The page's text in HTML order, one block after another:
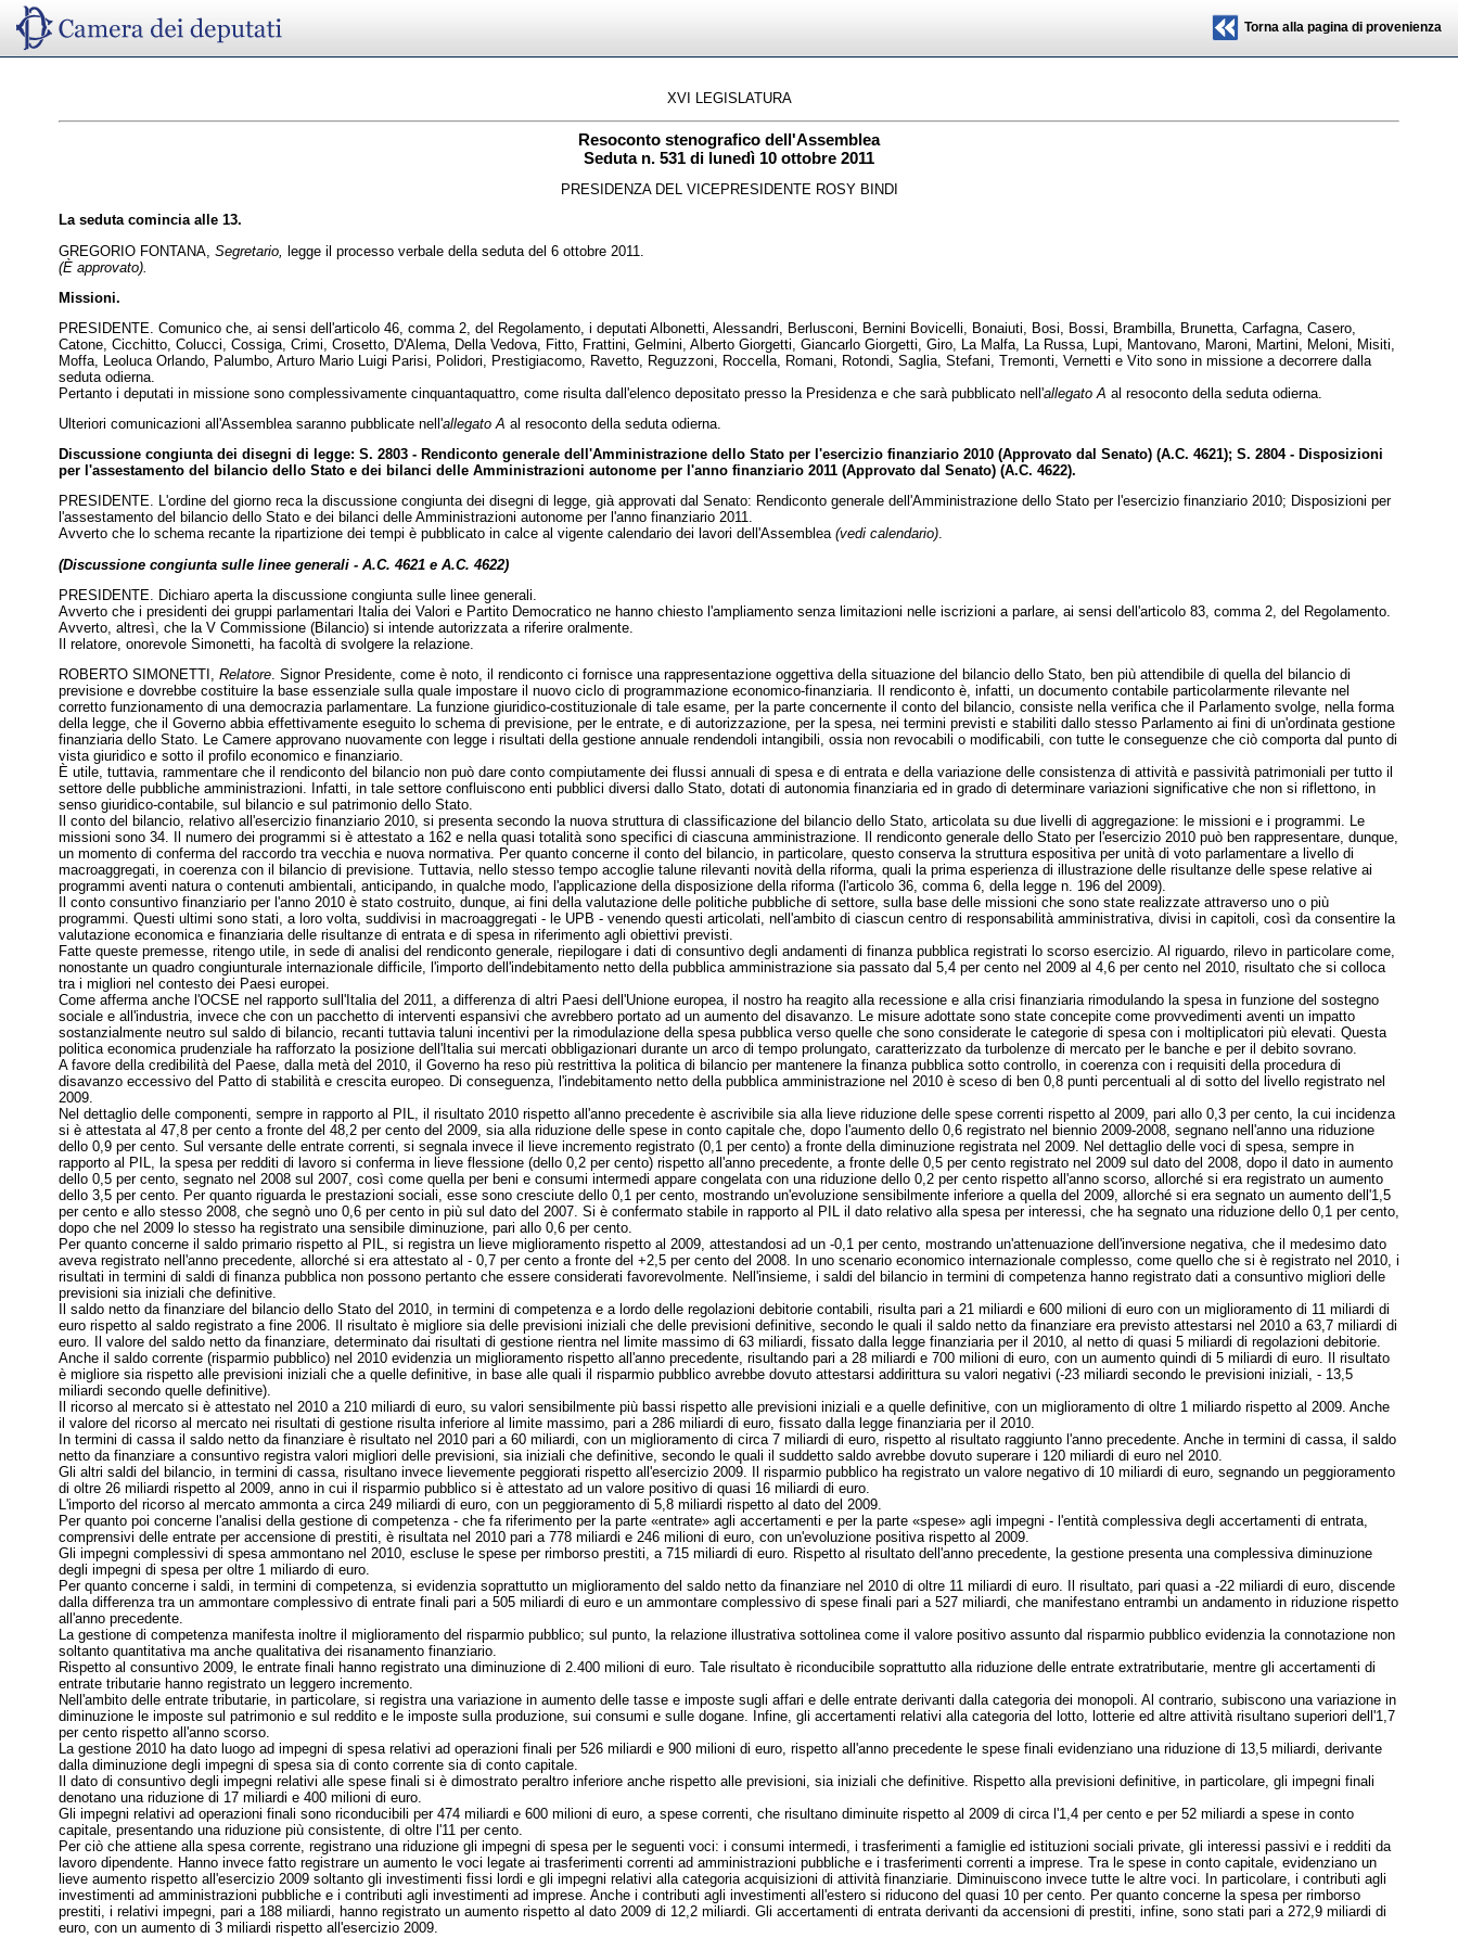
Torna alla pagina di provenienza
XVI LEGISLATURA
Resoconto stenografico dell'Assemblea
Seduta n. 531 di lunedì 10 ottobre 2011
PRESIDENZA DEL VICEPRESIDENTE ROSY BINDI
La seduta comincia alle 13.
GREGORIO FONTANA, Segretario, legge il processo verbale della seduta del 6 ottobre 2011.
(È approvato).
Missioni.
PRESIDENTE. Comunico che, ai sensi dell'articolo 46, comma 2, del Regolamento, i deputati Albonetti, Alessandri, Berlusconi, Bernini Bovicelli, Bonaiuti, Bosi, Bossi, Brambilla, Brunetta, Carfagna, Casero,
Catone, Cicchitto, Colucci, Cossiga, Crimi, Crosetto, D'Alema, Della Vedova, Fitto, Frattini, Gelmini, Alberto Giorgetti, Giancarlo Giorgetti, Giro, La Malfa, La Russa, Lupi, Mantovano, Maroni, Martini, Meloni, Misiti,
Moffa, Leoluca Orlando, Palumbo, Arturo Mario Luigi Parisi, Polidori, Prestigiacomo, Ravetto, Reguzzoni, Roccella, Romani, Rotondi, Saglia, Stefani, Tremonti, Vernetti e Vito sono in missione a decorrere dalla
seduta odierna.
Pertanto i deputati in missione sono complessivamente cinquantaquattro, come risulta dall'elenco depositato presso la Presidenza e che sarà pubblicato nell'allegato A al resoconto della seduta odierna.
Ulteriori comunicazioni all'Assemblea saranno pubblicate nell'allegato A al resoconto della seduta odierna.
Discussione congiunta dei disegni di legge: S. 2803 - Rendiconto generale dell'Amministrazione dello Stato per l'esercizio finanziario 2010 (Approvato dal Senato) (A.C. 4621); S. 2804 - Disposizioni
per l'assestamento del bilancio dello Stato e dei bilanci delle Amministrazioni autonome per l'anno finanziario 2011 (Approvato dal Senato) (A.C. 4622).
PRESIDENTE. L'ordine del giorno reca la discussione congiunta dei disegni di legge, già approvati dal Senato: Rendiconto generale dell'Amministrazione dello Stato per l'esercizio finanziario 2010; Disposizioni per
l'assestamento del bilancio dello Stato e dei bilanci delle Amministrazioni autonome per l'anno finanziario 2011.
Avverto che lo schema recante la ripartizione dei tempi è pubblicato in calce al vigente calendario dei lavori dell'Assemblea (vedi calendario).
(Discussione congiunta sulle linee generali - A.C. 4621 e A.C. 4622)
PRESIDENTE. Dichiaro aperta la discussione congiunta sulle linee generali.
Avverto che i presidenti dei gruppi parlamentari Italia dei Valori e Partito Democratico ne hanno chiesto l'ampliamento senza limitazioni nelle iscrizioni a parlare, ai sensi dell'articolo 83, comma 2, del Regolamento.
Avverto, altresì, che la V Commissione (Bilancio) si intende autorizzata a riferire oralmente.
Il relatore, onorevole Simonetti, ha facoltà di svolgere la relazione.
ROBERTO SIMONETTI, Relatore. Signor Presidente, come è noto, il rendiconto ci fornisce una rappresentazione oggettiva della situazione del bilancio dello Stato, ben più attendibile di quella del bilancio di
previsione e dovrebbe costituire la base essenziale sulla quale impostare il nuovo ciclo di programmazione economico-finanziaria. Il rendiconto è, infatti, un documento contabile particolarmente rilevante nel
corretto funzionamento di una democrazia parlamentare. La funzione giuridico-costituzionale di tale esame, per la parte concernente il conto del bilancio, consiste nella verifica che il Parlamento svolge, nella forma
della legge, che il Governo abbia effettivamente eseguito lo schema di previsione, per le entrate, e di autorizzazione, per la spesa, nei termini previsti e stabiliti dallo stesso Parlamento ai fini di un'ordinata gestione
finanziaria dello Stato. Le Camere approvano nuovamente con legge i risultati della gestione annuale rendendoli intangibili, ossia non revocabili o modificabili, con tutte le conseguenze che ciò comporta dal punto di
vista giuridico e sotto il profilo economico e finanziario.
È utile, tuttavia, rammentare che il rendiconto del bilancio non può dare conto compiutamente dei flussi annuali di spesa e di entrata e della variazione delle consistenza di attività e passività patrimoniali per tutto il
settore delle pubbliche amministrazioni. Infatti, in tale settore confluiscono enti pubblici diversi dallo Stato, dotati di autonomia finanziaria ed in grado di determinare variazioni significative che non si riflettono, in
senso giuridico-contabile, sul bilancio e sul patrimonio dello Stato.
Il conto del bilancio, relativo all'esercizio finanziario 2010, si presenta secondo la nuova struttura di classificazione del bilancio dello Stato, articolata su due livelli di aggregazione: le missioni e i programmi. Le
missioni sono 34. Il numero dei programmi si è attestato a 162 e nella quasi totalità sono specifici di ciascuna amministrazione. Il rendiconto generale dello Stato per l'esercizio 2010 può ben rappresentare, dunque,
un momento di conferma del raccordo tra vecchia e nuova normativa. Per quanto concerne il conto del bilancio, in particolare, questo conserva la struttura espositiva per unità di voto parlamentare a livello di
macroaggregati, in coerenza con il bilancio di previsione. Tuttavia, nello stesso tempo accoglie talune rilevanti novità della riforma, quali la prima esperienza di illustrazione delle risultanze delle spese relative ai
programmi aventi natura o contenuti ambientali, anticipando, in qualche modo, l'applicazione della disposizione della riforma (l'articolo 36, comma 6, della legge n. 196 del 2009).
Il conto consuntivo finanziario per l'anno 2010 è stato costruito, dunque, ai fini della valutazione delle politiche pubbliche di settore, sulla base delle missioni che sono state realizzate attraverso uno o più
programmi. Questi ultimi sono stati, a loro volta, suddivisi in macroaggregati - le UPB - venendo questi articolati, nell'ambito di ciascun centro di responsabilità amministrativa, divisi in capitoli, così da consentire la
valutazione economica e finanziaria delle risultanze di entrata e di spesa in riferimento agli obiettivi previsti.
Fatte queste premesse, ritengo utile, in sede di analisi del rendiconto generale, riepilogare i dati di consuntivo degli andamenti di finanza pubblica registrati lo scorso esercizio. Al riguardo, rilevo in particolare come,
nonostante un quadro congiunturale internazionale difficile, l'importo dell'indebitamento netto della pubblica amministrazione sia passato dal 5,4 per cento nel 2009 al 4,6 per cento nel 2010, risultato che si colloca
tra i migliori nel contesto dei Paesi europei.
Come afferma anche l'OCSE nel rapporto sull'Italia del 2011, a differenza di altri Paesi dell'Unione europea, il nostro ha reagito alla recessione e alla crisi finanziaria rimodulando la spesa in funzione del sostegno
sociale e all'industria, invece che con un pacchetto di interventi espansivi che avrebbero portato ad un aumento del disavanzo. Le misure adottate sono state concepite come provvedimenti aventi un impatto
sostanzialmente neutro sul saldo di bilancio, recanti tuttavia taluni incentivi per la rimodulazione della spesa pubblica verso quelle che sono considerate le categorie di spesa con i moltiplicatori più elevati. Questa
politica economica prudenziale ha rafforzato la posizione dell'Italia sui mercati obbligazionari durante un arco di tempo prolungato, caratterizzato da turbolenze di mercato per le banche e per il debito sovrano.
A favore della credibilità del Paese, dalla metà del 2010, il Governo ha reso più restrittiva la politica di bilancio per mantenere la finanza pubblica sotto controllo, in coerenza con i requisiti della procedura di
disavanzo eccessivo del Patto di stabilità e crescita europeo. Di conseguenza, l'indebitamento netto della pubblica amministrazione nel 2010 è sceso di ben 0,8 punti percentuali al di sotto del livello registrato nel
2009.
Nel dettaglio delle componenti, sempre in rapporto al PIL, il risultato 2010 rispetto all'anno precedente è ascrivibile sia alla lieve riduzione delle spese correnti rispetto al 2009, pari allo 0,3 per cento, la cui incidenza
si è attestata al 47,8 per cento a fronte del 48,2 per cento del 2009, sia alla riduzione delle spese in conto capitale che, dopo l'aumento dello 0,6 registrato nel biennio 2009-2008, segnano nell'anno una riduzione
dello 0,9 per cento. Sul versante delle entrate correnti, si segnala invece il lieve incremento registrato (0,1 per cento) a fronte della diminuzione registrata nel 2009. Nel dettaglio delle voci di spesa, sempre in
rapporto al PIL, la spesa per redditi di lavoro si conferma in lieve flessione (dello 0,2 per cento) rispetto all'anno precedente, a fronte delle 0,5 per cento registrato nel 2009 sul dato del 2008, dopo il dato in aumento
dello 0,5 per cento, segnato nel 2008 sul 2007, così come quella per beni e consumi intermedi appare congelata con una riduzione dello 0,2 per cento rispetto all'anno scorso, allorché si era registrato un aumento
dello 3,5 per cento. Per quanto riguarda le prestazioni sociali, esse sono cresciute dello 0,1 per cento, mostrando un'evoluzione sensibilmente inferiore a quella del 2009, allorché si era segnato un aumento dell'1,5
per cento e allo stesso 2008, che segnò uno 0,6 per cento in più sul dato del 2007. Si è confermato stabile in rapporto al PIL il dato relativo alla spesa per interessi, che ha segnato una riduzione dello 0,1 per cento,
dopo che nel 2009 lo stesso ha registrato una sensibile diminuzione, pari allo 0,6 per cento.
Per quanto concerne il saldo primario rispetto al PIL, si registra un lieve miglioramento rispetto al 2009, attestandosi ad un -0,1 per cento, mostrando un'attenuazione dell'inversione negativa, che il medesimo dato
aveva registrato nell'anno precedente, allorché si era attestato al - 0,7 per cento a fronte del +2,5 per cento del 2008. In uno scenario economico internazionale complesso, come quello che si è registrato nel 2010, i
risultati in termini di saldi di finanza pubblica non possono pertanto che essere considerati favorevolmente. Nell'insieme, i saldi del bilancio in termini di competenza hanno registrato dati a consuntivo migliori delle
previsioni sia iniziali che definitive.
Il saldo netto da finanziare del bilancio dello Stato del 2010, in termini di competenza e a lordo delle regolazioni debitorie contabili, risulta pari a 21 miliardi e 600 milioni di euro con un miglioramento di 11 miliardi di
euro rispetto al saldo registrato a fine 2006. Il risultato è migliore sia delle previsioni iniziali che delle previsioni definitive, secondo le quali il saldo netto da finanziare era previsto attestarsi nel 2010 a 63,7 miliardi di
euro. Il valore del saldo netto da finanziare, determinato dai risultati di gestione rientra nel limite massimo di 63 miliardi, fissato dalla legge finanziaria per il 2010, al netto di quasi 5 miliardi di regolazioni debitorie.
Anche il saldo corrente (risparmio pubblico) nel 2010 evidenzia un miglioramento rispetto all'anno precedente, risultando pari a 28 miliardi e 700 milioni di euro, con un aumento quindi di 5 miliardi di euro. Il risultato
è migliore sia rispetto alle previsioni iniziali che a quelle definitive, in base alle quali il risparmio pubblico avrebbe dovuto attestarsi addirittura su valori negativi (-23 miliardi secondo le previsioni iniziali, - 13,5
miliardi secondo quelle definitive).
Il ricorso al mercato si è attestato nel 2010 a 210 miliardi di euro, su valori sensibilmente più bassi rispetto alle previsioni iniziali e a quelle definitive, con un miglioramento di oltre 1 miliardo rispetto al 2009. Anche
il valore del ricorso al mercato nei risultati di gestione risulta inferiore al limite massimo, pari a 286 miliardi di euro, fissato dalla legge finanziaria per il 2010.
In termini di cassa il saldo netto da finanziare è risultato nel 2010 pari a 60 miliardi, con un miglioramento di circa 7 miliardi di euro, rispetto al risultato raggiunto l'anno precedente. Anche in termini di cassa, il saldo
netto da finanziare a consuntivo registra valori migliori delle previsioni, sia iniziali che definitive, secondo le quali il suddetto saldo avrebbe dovuto superare i 120 miliardi di euro nel 2010.
Gli altri saldi del bilancio, in termini di cassa, risultano invece lievemente peggiorati rispetto all'esercizio 2009. Il risparmio pubblico ha registrato un valore negativo di 10 miliardi di euro, segnando un peggioramento
di oltre 26 miliardi rispetto al 2009, anno in cui il risparmio pubblico si è attestato ad un valore positivo di quasi 16 miliardi di euro.
L'importo del ricorso al mercato ammonta a circa 249 miliardi di euro, con un peggioramento di 5,8 miliardi rispetto al dato del 2009.
Per quanto poi concerne l'analisi della gestione di competenza - che fa riferimento per la parte «entrate» agli accertamenti e per la parte «spese» agli impegni - l'entità complessiva degli accertamenti di entrata,
comprensivi delle entrate per accensione di prestiti, è risultata nel 2010 pari a 778 miliardi e 246 milioni di euro, con un'evoluzione positiva rispetto al 2009.
Gli impegni complessivi di spesa ammontano nel 2010, escluse le spese per rimborso prestiti, a 715 miliardi di euro. Rispetto al risultato dell'anno precedente, la gestione presenta una complessiva diminuzione
degli impegni di spesa per oltre 1 miliardo di euro.
Per quanto concerne i saldi, in termini di competenza, si evidenzia soprattutto un miglioramento del saldo netto da finanziare nel 2010 di oltre 11 miliardi di euro. Il risultato, pari quasi a -22 miliardi di euro, discende
dalla differenza tra un ammontare complessivo di entrate finali pari a 505 miliardi di euro e un ammontare complessivo di spese finali pari a 527 miliardi, che manifestano entrambi un andamento in riduzione rispetto
all'anno precedente.
La gestione di competenza manifesta inoltre il miglioramento del risparmio pubblico; sul punto, la relazione illustrativa sottolinea come il valore positivo assunto dal risparmio pubblico evidenzia la connotazione non
soltanto quantitativa ma anche qualitativa dei risanamento finanziario.
Rispetto al consuntivo 2009, le entrate finali hanno registrato una diminuzione di 2.400 milioni di euro. Tale risultato è riconducibile soprattutto alla riduzione delle entrate extratributarie, mentre gli accertamenti di
entrate tributarie hanno registrato un leggero incremento.
Nell'ambito delle entrate tributarie, in particolare, si registra una variazione in aumento delle tasse e imposte sugli affari e delle entrate derivanti dalla categoria dei monopoli. Al contrario, subiscono una variazione in
diminuzione le imposte sul patrimonio e sul reddito e le imposte sulla produzione, sui consumi e sulle dogane. Infine, gli accertamenti relativi alla categoria del lotto, lotterie ed altre attività risultano superiori dell'1,7
per cento rispetto all'anno scorso.
La gestione 2010 ha dato luogo ad impegni di spesa relativi ad operazioni finali per 526 miliardi e 900 milioni di euro, rispetto all'anno precedente le spese finali evidenziano una riduzione di 13,5 miliardi, derivante
dalla diminuzione degli impegni di spesa sia di conto corrente sia di conto capitale.
Il dato di consuntivo degli impegni relativi alle spese finali si è dimostrato peraltro inferiore anche rispetto alle previsioni, sia iniziali che definitive. Rispetto alla previsioni definitive, in particolare, gli impegni finali
denotano una riduzione di 17 miliardi e 400 milioni di euro.
Gli impegni relativi ad operazioni finali sono riconducibili per 474 miliardi e 600 milioni di euro, a spese correnti, che risultano diminuite rispetto al 2009 di circa l'1,4 per cento e per 52 miliardi a spese in conto
capitale, presentando una riduzione più consistente, di oltre l'11 per cento.
Per ciò che attiene alla spesa corrente, registrano una riduzione gli impegni di spesa per le seguenti voci: i consumi intermedi, i trasferimenti a famiglie ed istituzioni sociali private, gli interessi passivi e i redditi da
lavoro dipendente. Hanno invece fatto registrare un aumento le voci legate ai trasferimenti correnti ad amministrazioni pubbliche e i trasferimenti correnti a imprese. Tra le spese in conto capitale, evidenziano un
lieve aumento rispetto all'esercizio 2009 soltanto gli investimenti fissi lordi e gli impegni relativi alla categoria acquisizioni di attività finanziarie. Diminuiscono invece tutte le altre voci. In particolare, i contributi agli
investimenti ad amministrazioni pubbliche e i contributi agli investimenti ad imprese. Anche i contributi agli investimenti all'estero si riducono del quasi 10 per cento. Per quanto concerne la spesa per rimborso
prestiti, i relativi impegni, pari a 188 miliardi, hanno registrato un aumento rispetto al dato 2009 di 12,2 miliardi. Gli accertamenti di entrata derivanti da accensioni di prestiti, infine, sono stati pari a 272,9 miliardi di
euro, con un aumento di 3 miliardi rispetto all'esercizio 2009.